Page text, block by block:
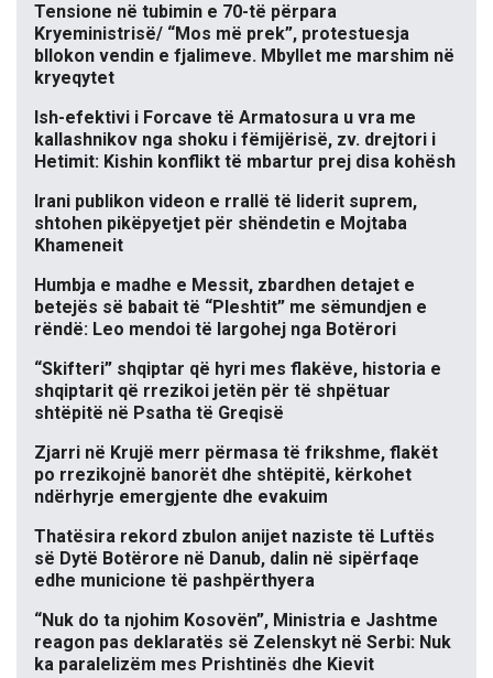
Tensione në tubimin e 70-të përpara
Kryeministrisë/ “Mos më prek”, protestuesja
bllokon vendin e fjalimeve. Mbyllet me marshim në
kryeqytet
Ish-efektivi i Forcave të Armatosura u vra me
kallashnikov nga shoku i fëmijërisë, zv. drejtori i
Hetimit: Kishin konflikt të mbartur prej disa kohësh
Irani publikon videon e rrallë të liderit suprem,
shtohen pikëpyetjet për shëndetin e Mojtaba
Khameneit
Humbja e madhe e Messit, zbardhen detajet e
betejës së babait të “Pleshtit” me sëmundjen e
rëndë: Leo mendoi të largohej nga Botërori
“Skifteri” shqiptar që hyri mes flakëve, historia e
shqiptarit që rrezikoi jetën për të shpëtuar
shtëpitë në Psatha të Greqisë
Zjarri në Krujë merr përmasa të frikshme, flakët
po rrezikojnë banorët dhe shtëpitë, kërkohet
ndërhyrje emergjente dhe evakuim
Thatësira rekord zbulon anijet naziste të Luftës
së Dytë Botërore në Danub, dalin në sipërfaqe
edhe municione të pashpërthyera
“Nuk do ta njohim Kosovën”, Ministria e Jashtme
reagon pas deklaratës së Zelenskyt në Serbi: Nuk
ka paralelizëm mes Prishtinës dhe Kievit